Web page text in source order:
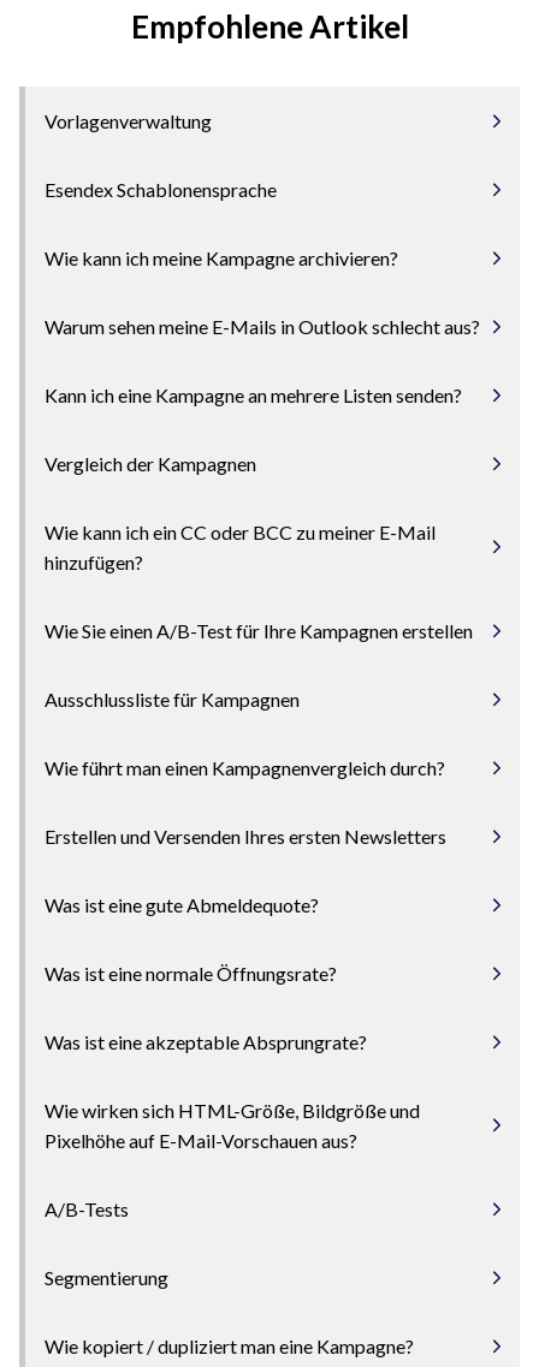
Empfohlene Artikel
Vorlagenverwaltung
Esendex Schablonensprache
Wie kann ich meine Kampagne archivieren?
Warum sehen meine E-Mails in Outlook schlecht aus?
Kann ich eine Kampagne an mehrere Listen senden?
Vergleich der Kampagnen
Wie kann ich ein CC oder BCC zu meiner E-Mail
hinzufügen?
Wie Sie einen A/B-Test für Ihre Kampagnen erstellen
Ausschlussliste für Kampagnen
Wie führt man einen Kampagnenvergleich durch?
Erstellen und Versenden Ihres ersten Newsletters
Was ist eine gute Abmeldequote?
Was ist eine normale Öffnungsrate?
Was ist eine akzeptable Absprungrate?
Wie wirken sich HTML-Größe, Bildgröße und
Pixelhöhe auf E-Mail-Vorschauen aus?
A/B-Tests
Segmentierung
Wie kopiert / dupliziert man eine Kampagne?